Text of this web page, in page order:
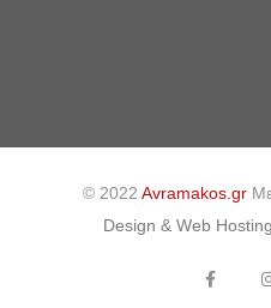
© 2022 Avramakos.grΜε
Design & Web